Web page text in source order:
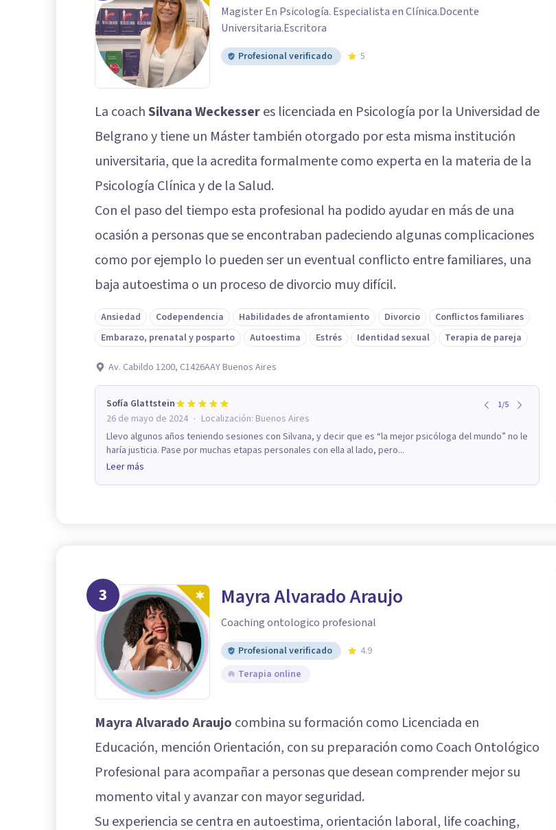
Magister En Psicología. Especialista en Clínica.Docente
Universitaria.Escritora
Profesional verificado 5
La coachSilvana Weckesseres licenciada en Psicología por la Universidad de
Belgrano y tiene un Máster también otorgado por esta misma institución
universitaria, que la acredita formalmente como experta en la materia de la
Psicología Clínica y de la Salud.
Con el paso del tiempo esta profesional ha podido ayudar en más de una
ocasión a personas que se encontraban padeciendo algunas complicaciones
como por ejemplo lo pueden ser un eventual conflicto entre familiares, una
baja autoestima o un proceso de divorcio muy difícil.
Ansiedad Codependencia Habilidades de afrontamiento Divorcio
Conflictos familiares
Embarazo, prenatal y posparto
Autoestima Estrés Identidad sexual Terapia de pareja
Av. Cabildo 1200, C1426AAY Buenos Aires
Sofía Glattstein 1/5
26 de mayo de 2024 · Localización: Buenos Aires
Llevo algunos años teniendo sesiones con Silvana, y decir que es “la mejor psicóloga del mundo” no le
haría justicia. Pase por muchas etapas personales con ella al lado, pero...
Leer más
3 Mayra Alvarado Araujo
Coaching ontologico profesional
Profesional verificado
4.9
Terapia online
Mayra Alvarado Araujo combina su formación como Licenciada en
Educación, mención Orientación, con su preparación como Coach Ontológico
Profesional para acompañar a personas que desean comprender mejor su
momento vital y avanzar con mayor seguridad.
Su experiencia se centra en autoestima, orientación laboral, life coaching,